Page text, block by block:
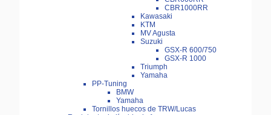
CBR1000RR
Kawasaki
KTM
MV Agusta
Suzuki
GSX-R 600/750
GSX-R 1000
Triumph
Yamaha
PP-Tuning
BMW
Yamaha
Tornillos huecos de TRW/Lucas